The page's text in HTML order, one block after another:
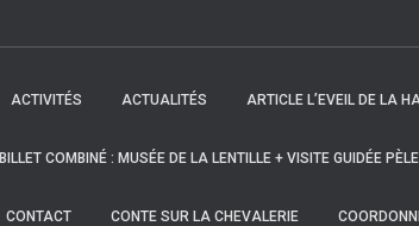
ACTIVITÉS ACTUALITÉS ARTICLE L’EVEIL DE LA
BILLET COMBINÉ : MUSÉE DE LA LENTILLE + VISITE GUIDÉE
CONTACT CONTE SUR LA CHEVALERIE